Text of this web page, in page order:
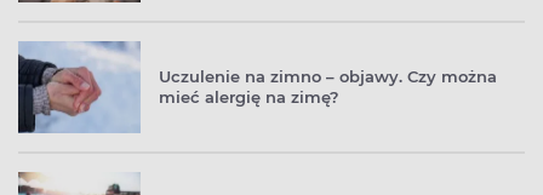
Uczulenie na zimno – objawy. Czy można
mieć alergię na zimę?